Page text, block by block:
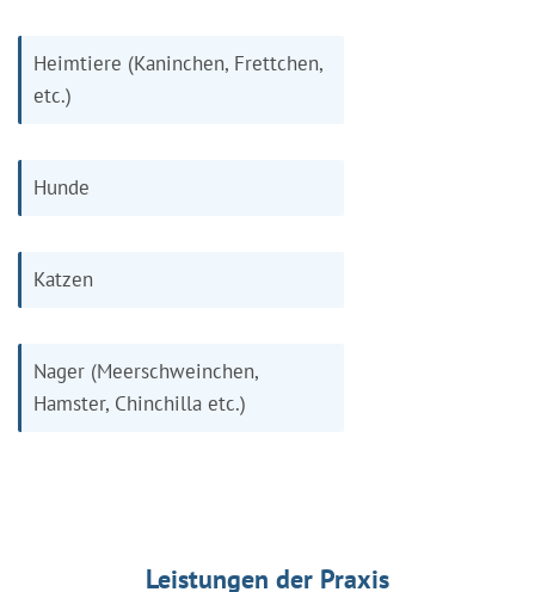
Heimtiere (Kaninchen, Frettchen,
etc.)
Hunde
Katzen
Nager (Meerschweinchen,
Hamster, Chinchilla etc.)
Leistungen der Praxis